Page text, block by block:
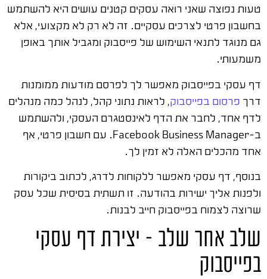
טעות נפוצה שאני רואה עסקים קטנים עושים היא להשתמש
בחשבון פרטי לצרכים עסקיים. זה לא רק לא מקצועי, אלא
גם מנוגד לתנאי השימוש של פייסבוק ומגביל אותך באופן
משמעותי.
דף עסקי בפייסבוק מאפשר לך לפרסם מודעות ממומנות
דרך פרסום בפייסבוק, לראות נתוני קהל, לנהל כמה מנהלים
לדף אחד, לחבר את הדף לאינסטגרם העסקי, ולהשתמש
ב-Facebook Business Manager. עם חשבון פרטי, אף
אחד מהכלים האלה לא זמין לך.
בנוסף, דף עסקי מאפשר ללקוחות לדרג, לכתוב ביקורות
ולפנות אליך ישירות בהודעה. זו תשתית בסיסית שכל עסק
שרוצה לצמוח בפייסבוק חייב לבנות.
שלב אחר שלב – יצירת דף עסקי
בפייסבוק